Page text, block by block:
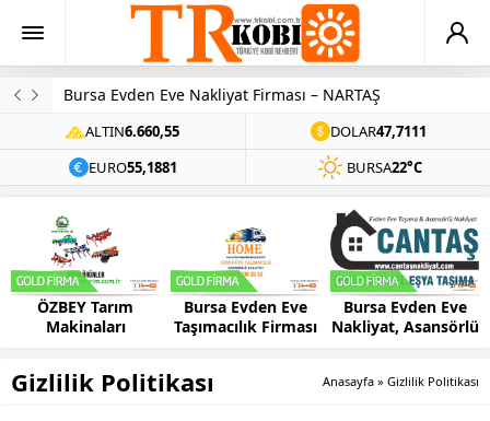
Bursa Evden Eve Nakliyat Firması – NARTAŞ
ALTIN6.660,55 DOLAR47,7111
EURO55,1881 BURSA22°C
ÖZBEY Tarım
Makinaları
Bursa Evden Eve
Taşımacılık Firması
Bursa Evden Eve
Nakliyat, Asansörlü
Gizlilik Politikası Anasayfa » Gizlilik Politikası